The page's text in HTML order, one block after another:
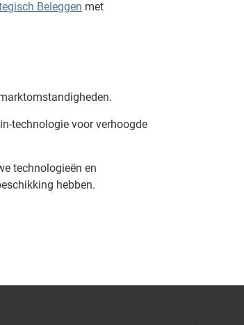
Beleggen met
technologie voor verhoogde
technologieën en
hebben.